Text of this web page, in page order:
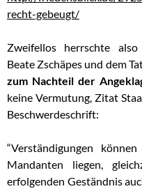
recht-gebeugt/
Zweifellos herrschte
Beate Zschäpes und dem
zum Nachteil der
keine Vermutung, Zitat
Beschwerdeschrift:
“Verständigungen
Mandanten liegen,
erfolgenden Geständnis